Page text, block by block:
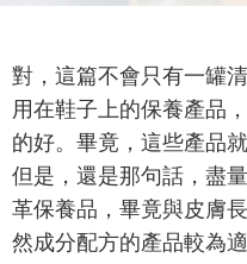
對，這篇不會只有一罐
用在鞋子上的保養產品
的好。畢竟，這些產品
但是，還是那句話，盡
革保養品，畢竟與皮膚
然成分配方的產品較為適